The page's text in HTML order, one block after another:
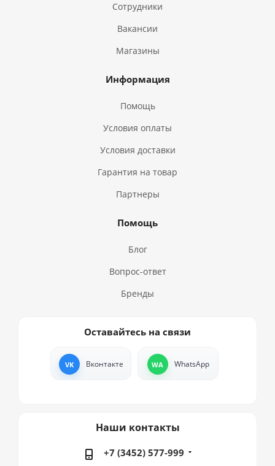
Сотрудники
Вакансии
Магазины
Информация
Помощь
Условия оплаты
Условия доставки
Гарантия на товар
Партнеры
Помощь
Блог
Вопрос-ответ
Бренды
Оставайтесь на связи
Вконтакте WhatsApp
Наши контакты
+7 (3452) 577-999